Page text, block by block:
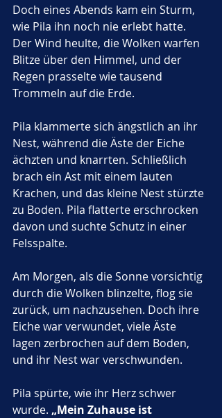
Doch eines Abends kam ein Sturm,
wie Pila ihn noch nie erlebt hatte.
Der Wind heulte, die Wolken warfen
Blitze über den Himmel, und der
Regen prasselte wie tausend
Trommeln auf die Erde.
Pila klammerte sich ängstlich an ihr
Nest, während die Äste der Eiche
ächzten und knarrten. Schließlich
brach ein Ast mit einem lauten
Krachen, und das kleine Nest stürzte
zu Boden. Pila flatterte erschrocken
davon und suchte Schutz in einer
Felsspalte.
Am Morgen, als die Sonne vorsichtig
durch die Wolken blinzelte, flog sie
zurück, um nachzusehen. Doch ihre
Eiche war verwundet, viele Äste
lagen zerbrochen auf dem Boden,
und ihr Nest war verschwunden.
Pila spürte, wie ihr Herz schwer
wurde. „Mein Zuhause ist